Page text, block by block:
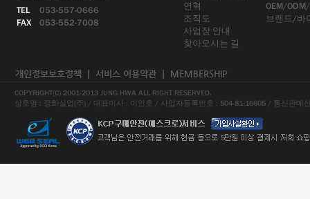
TEL
053-557-0666
FAX
053-552-7008
연혁
조직도
사업장 안내
찾아오시는 길
OEM/
브랜드/바
개인정보보호정책 서비스 이용약관 MEMBERSHIP
COPYRIGHT(C) 2001-2013 JUNG HWA ALL RIGHT RESERVED.
상호명 : 정화실업(주) / 대표이사 : 이인호 / 사업자등록번호 : 504-81-16605 / 통신판매